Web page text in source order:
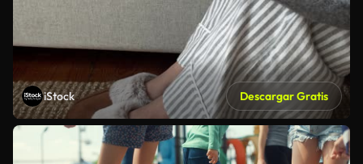
iStock Descargar Gratis